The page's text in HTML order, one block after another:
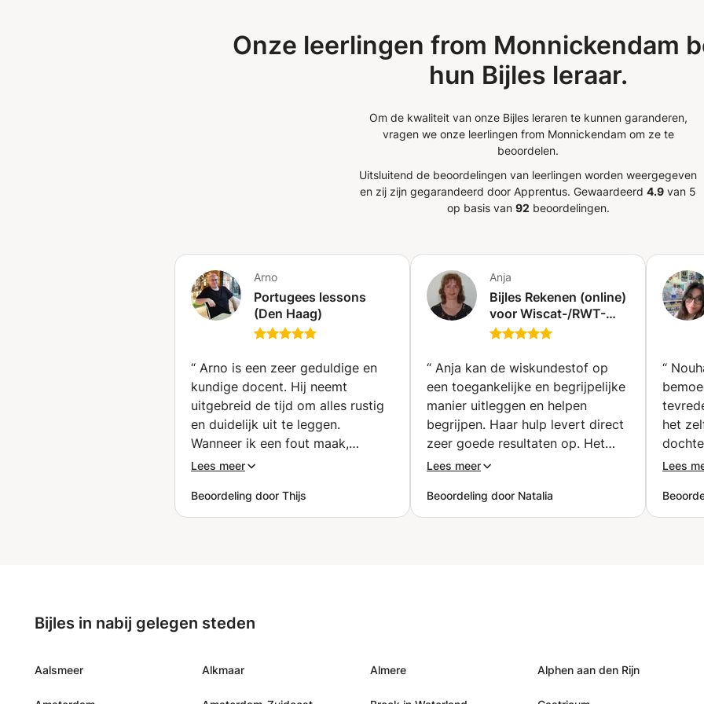
Onze leerlingen from Monnickendam
hun Bijles leraar.
Om de kwaliteit van onze Bijles leraren te kunnen garanderen,
vragen we onze leerlingen from Monnickendam om ze te
beoordelen.
Uitsluitend de beoordelingen van leerlingen worden weergegeven
en zij zijn gegarandeerd door Apprentus. Gewaardeerd 4.9 van 5
op basis van 92 beoordelingen.
Arno
Portugees lessons
(Den Haag)
“ Arno is een zeer geduldige en
kundige docent. Hij neemt
uitgebreid de tijd om alles rustig
en duidelijk uit te leggen.
Wanneer ik een fout maak,
reageert hij begripvol en gebruikt
Hierdoor voel ik mij vrij om te
oefenen zonder bang te zijn om
goed begrijp. Hij legt
grammaticale regels op een
manier uit. Ook controleert hij
Lees meer
Beoordeling door Thijs
Anja
Bijles Rekenen (online)
voor Wiscat-/RWT-
toets, Landelijke
andere Rekentoetsen
Pabo (Enkhuizen)
“ Anja kan de wiskundestof op
een toegankelijke en begrijpelijke
manier uitleggen en helpen
begrijpen. Haar hulp levert direct
zeer goede resultaten op. Het
kennisoverdrachtsysteem van
iedereen zo'n hele goede lerares
als Anja aan. (ouder vertaald via
Lees meer
Beoordeling door Natalia
“
het
Lees
Bijles in nabij gelegen steden
Aalsmeer Alkmaar Almere Alphen aan den Rijn